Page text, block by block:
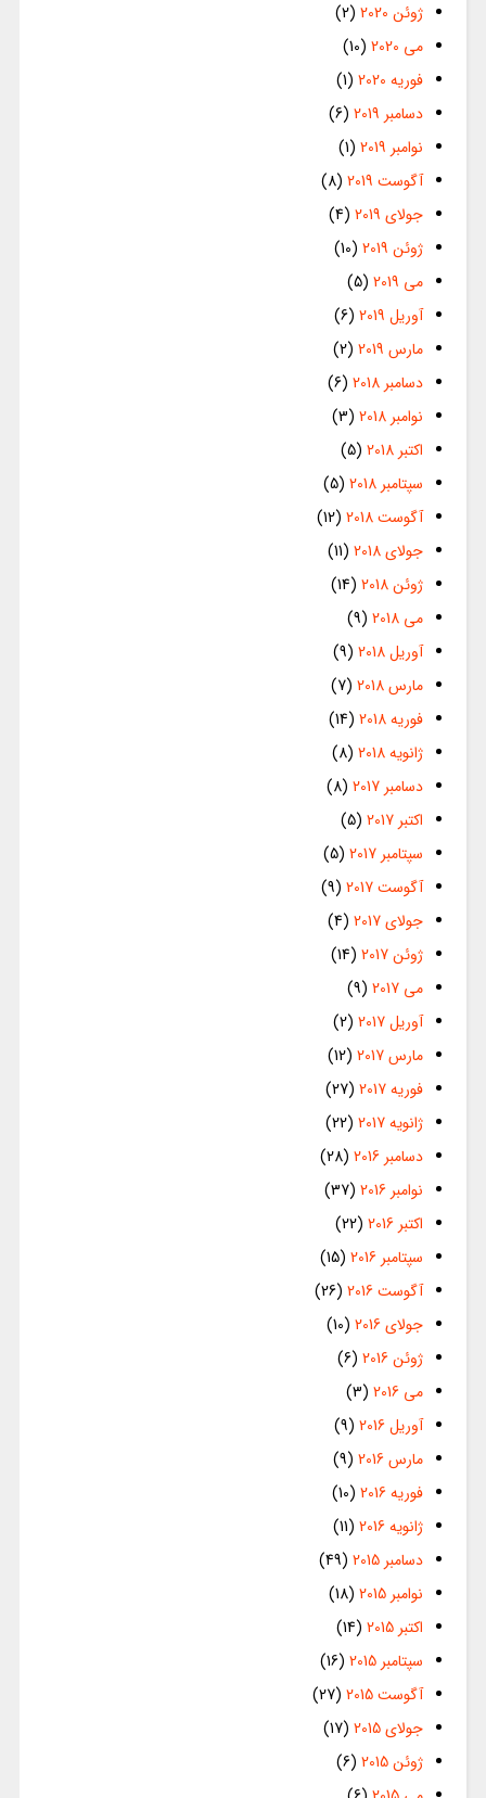
ژوئن 2020
(2)
می 2020
(10)
فوریه 2020
(1)
دسامبر 2019
(6)
نوامبر 2019
(1)
آگوست 2019
(8)
جولای 2019
(4)
ژوئن 2019
(10)
می 2019
(5)
آوریل 2019
(6)
مارس 2019
(2)
دسامبر 2018
(6)
نوامبر 2018
(3)
اکتبر 2018
(5)
سپتامبر 2018
(5)
آگوست 2018
(12)
جولای 2018
(11)
ژوئن 2018
(14)
می 2018
(9)
آوریل 2018
(9)
مارس 2018
(7)
فوریه 2018
(14)
ژانویه 2018
(8)
دسامبر 2017
(8)
اکتبر 2017
(5)
سپتامبر 2017
(5)
آگوست 2017
(9)
جولای 2017
(4)
ژوئن 2017
(14)
می 2017
(9)
آوریل 2017
(2)
مارس 2017
(12)
فوریه 2017
(27)
ژانویه 2017
(22)
دسامبر 2016
(28)
نوامبر 2016
(37)
اکتبر 2016
(22)
سپتامبر 2016
(15)
آگوست 2016
(26)
جولای 2016
(10)
ژوئن 2016
(6)
می 2016
(3)
آوریل 2016
(9)
مارس 2016
(9)
فوریه 2016
(10)
ژانویه 2016
(11)
دسامبر 2015
(49)
نوامبر 2015
(18)
اکتبر 2015
(14)
سپتامبر 2015
(16)
آگوست 2015
(27)
جولای 2015
(17)
ژوئن 2015
(6)